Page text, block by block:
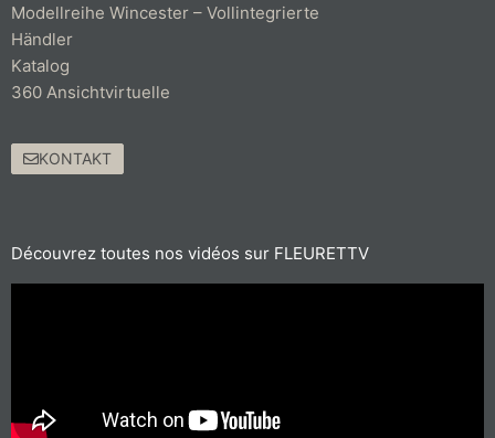
Modellreihe Wincester – Vollintegrierte
Händler
Katalog
360 Ansichtvirtuelle
KONTAKT
Découvrez toutes nos vidéos sur FLEURETTV